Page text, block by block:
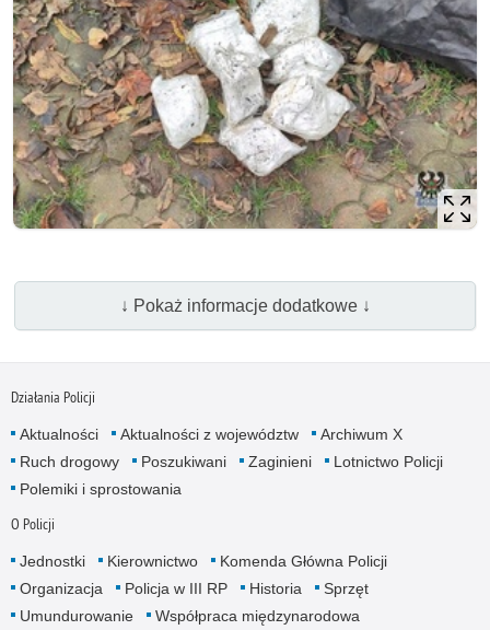
↓ Pokaż informacje dodatkowe ↓
Działania Policji
Aktualności Aktualności z województw
Archiwum X
Ruch drogowy
Poszukiwani Zaginieni
Lotnictwo Policji
Polemiki i sprostowania
O Policji
Jednostki Kierownictwo
Komenda Główna Policji
Organizacja
Policja w III RP Historia
Sprzęt
Umundurowanie
Współpraca międzynarodowa